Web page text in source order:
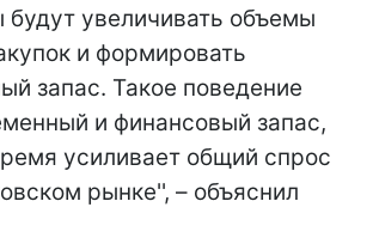
увеличивать объемы
и формировать
запас. Такое поведение
и финансовый запас,
усиливает общий спрос
рынке'', – объяснил